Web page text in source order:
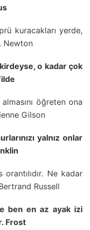
kuracakları yerde,
Newton
o kadar çok
öğreten ona
Gilson
yalnız onlar
Ne kadar
Russell
ben en az ayak izi
Frost